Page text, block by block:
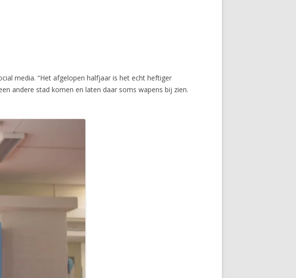
media. “Het afgelopen halfjaar is het echt heftiger
andere stad komen en laten daar soms wapens bij zien.